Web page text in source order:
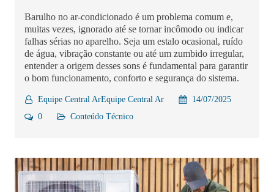
Barulho no ar-condicionado é um problema comum e,
muitas vezes, ignorado até se tornar incômodo ou indicar
falhas sérias no aparelho. Seja um estalo ocasional, ruído
de água, vibração constante ou até um zumbido irregular,
entender a origem desses sons é fundamental para garantir
o bom funcionamento, conforto e segurança do sistema.
Equipe Central ArEquipe Central Ar
14/07/2025
0
Conteúdo Técnico